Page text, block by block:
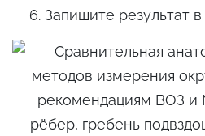
Запишите результат в